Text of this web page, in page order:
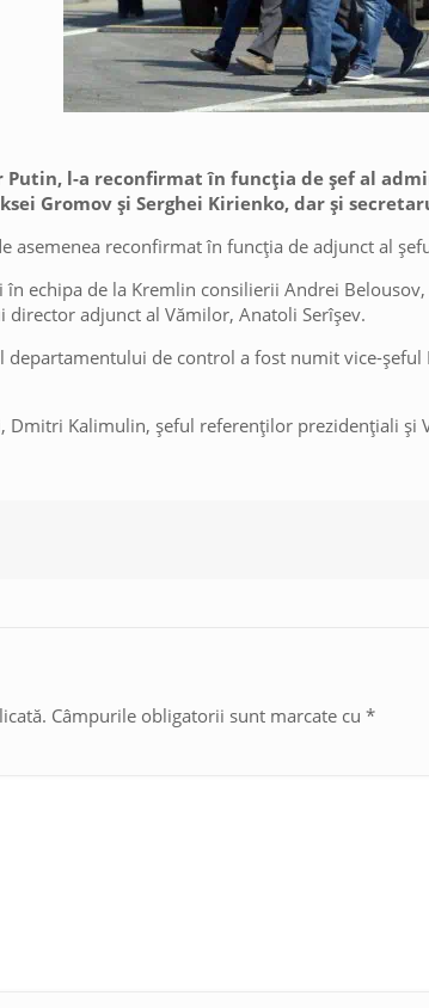
Putin, l-a reconfirmat în funcţia de şef al
Gromov şi Serghei Kirienko, dar şi
asemenea reconfirmat în funcţia de adjunct al
echipa de la Kremlin consilierii Andrei
director adjunct al Vămilor, Anatoli Serîşev.
de control a fost numit vice-
Dmitri Kalimulin, şeful referenţilor prezidenţiali şi
Câmpurile obligatorii sunt marcate cu *